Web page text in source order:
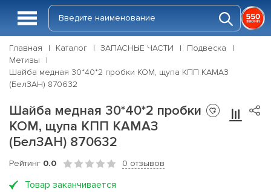
Главная Каталог ЗАПАСНЫЕ ЧАСТИ
Подвеска
Метизы
Шайба медная 30*40*2 пробки КОМ, щупа КПП КАМАЗ
(БелЗАН) 870632
Шайба медная 30*40*2 пробки
КОМ, щупа КПП КАМАЗ
(БелЗАН) 870632
Рейтинг 0.0 0 отзывов
Товар заканчивается